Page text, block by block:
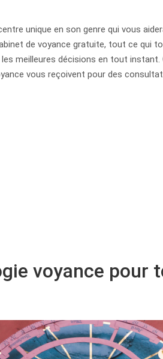
unique en son genre qui vous
de voyance gratuite, tout ce qui
meilleures décisions en tout instant.
vous reçoivent pour des
voyance pour